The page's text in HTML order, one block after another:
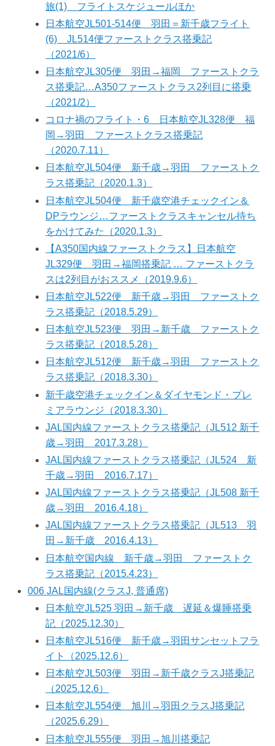
旅(1) フライトスケジュールほか
日本航空JL501-514便 羽田＝新千歳フライト
(6) JL514便ファーストクラス搭乗記
（2021/6）
日本航空JL305便 羽田→福岡 ファーストクラ
ス搭乗記…A350ファーストクラス2列目に搭乗
（2021/2）
コロナ禍のフライト・6 日本航空JL328便 福
岡→羽田 ファーストクラス搭乗記
（2020.7.11）
日本航空JL504便 新千歳→羽田 ファーストク
ラス搭乗記（2020.1.3）
日本航空JL504便 新千歳空港チェックイン＆
DPラウンジ…ファーストクラスキャンセル待ち
をかけてみた（2020.1.3）
【A350国内線ファーストクラス】日本航空
JL329便 羽田→福岡搭乗記 … ファーストクラ
スは2列目がおススメ（2019.9.6）
日本航空JL522便 新千歳→羽田 ファーストク
ラス搭乗記（2018.5.29）
日本航空JL523便 羽田→新千歳 ファーストク
ラス搭乗記（2018.5.28）
日本航空JL512便 新千歳→羽田 ファーストク
ラス搭乗記（2018.3.30）
新千歳空港チェックイン＆ダイヤモンド・プレ
ミアラウンジ（2018.3.30）
JAL国内線ファーストクラス搭乗記（JL512 新千
歳→羽田 2017.3.28）
JAL国内線ファーストクラス搭乗記（JL524 新
千歳→羽田 2016.7.17）
JAL国内線ファーストクラス搭乗記（JL508 新千
歳→羽田 2016.4.18）
JAL国内線ファーストクラス搭乗記（JL513 羽
田→新千歳 2016.4.13）
日本航空国内線 新千歳→羽田 ファーストク
ラス搭乗記（2015.4.23）
006 JAL国内線(クラスJ, 普通席)
日本航空JL525 羽田→新千歳 遅延＆爆睡搭乗
記（2025.12.30）
日本航空JL516便 新千歳→羽田サンセットフラ
イト（2025.12.6）
日本航空JL503便 羽田→新千歳クラスJ搭乗記
（2025.12.6）
日本航空JL554便 旭川→羽田クラスJ搭乗記
（2025.6.29）
日本航空JL555便 羽田→旭川搭乗記